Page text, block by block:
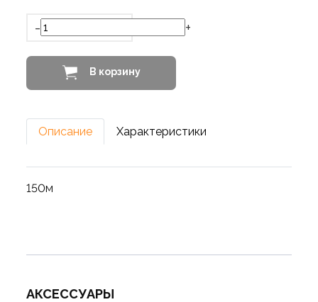
- +
В корзину
Описание Характеристики
150м
АКСЕССУАРЫ